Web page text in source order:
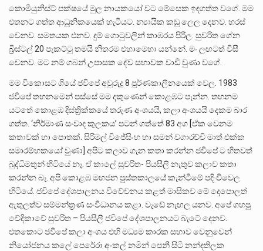
කොමියුනිස්ට් පක්ෂයේ මුල නායකයෝ වට මේසෙක ඉඳගත්ත වගේ. මම
එතනට ගත්ත ආධුනිකයෙක් හැටියට. න්‍යායික කඩු ලෙල දෙනව. හරස්
වෙනව. සමතයක එනව. දුම් ගොටුවලින් කාඹරය පිරිල. සුචරිත ගේන
බ්‍රිස්ටල් 20 පැකට්ටු තමයි නිතරම එහාමෙහා යන්නේ. මං ලඟටත් විසී
වෙනව. මට නම් ගබන් උපාසක දේව සභාවක වාඩි වුණා වගේ.
මම විකොසට ගියේ ජවිපේ අවුරුදු 8 පූර්ණකාලීනයෙක් වෙල. 1983
ජවිපේ තහනමෙන් පස්සේ මම දකුණෙන් කොළඹට පැන්න. තහනම
යටතේ කොළඹ දිස්ත්‍රික්කයේ තරුණ අංශයයි, කලා අංශයයි දෙකම බාර
ගත්ත. ‘නිර්මාණ සංවාද කුලකය’ පටන් ගත්තේ 83 අග [ඒක වෙනම
කතාවක් හා පොතක්. සිරිමල් විජේසිංහ හා සමන් වගාරච්චි මාත් එක්ක
සමාරම්භකයෝ වුණා] අපිට කලාව ගැන කතා කරන්න ජවිපේ ට හිතවත්
බුද්ධිමතුන් හිටියේ නෑ. ඒ කාලේ සුචරිත- පියසීලී නැතුව කලාව කතා
කරන්න බෑ. අපි කොළඹ මහජන පුස්තකාලයේ කැන්ටිමේ පදිංචිවෙල
හිටියේ. ජවිපේ දේශපාලනය විවේචනය කළත් මාසිකව මේ දෙපොලත්
ඇතුලත්ව සම්මන්ත්‍රණ සංවිධානය කළා. වැඩේ නැඟල යනව. අපේ ගහපු
වේදිකාවේ සුචරිත – පියසීලී ජවිපේ දේශපාලනයට බැටේ දෙනව.
එතකොට ජවිපේ කලා අංශය එහි මධ්‍යම කාරක සභාව වෙනුවෙන්
නියෝජනය කලේ පෙරේරා අංකල් නමින් පෙනී සිටි නන්දතිලක